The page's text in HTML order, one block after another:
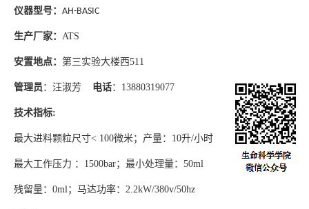
仪器型号： AH-BASIC
生产厂家： ATS
安置地点： 第三实验大楼西511
管理员 ：汪淑芳 电话： 13880319077
技术指标:
最大进料颗粒尺寸< 100微米； 产量： 10升/小时
最大工作压力 ： 1500bar； 最小处理量： 50ml
残留量： 0ml； 马达功率： 2.2kW/380v/50hz